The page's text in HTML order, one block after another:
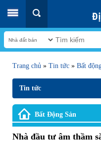
Trang chủ » Tin tức » Bất
Tin tức
Bất Động Sản
Nhà đầu tư âm thầm